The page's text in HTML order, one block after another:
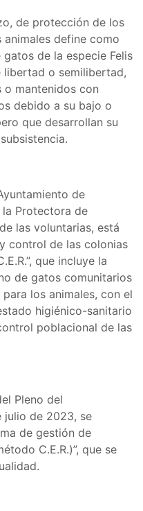
de protección de los
define como
de la especie Felis
libertad o semilibertad,
o mantenidos con
debido a su bajo o
que desarrollan su
de
Protectora de
las voluntarias, está
control de las colonias
que incluye la
de gatos comunitarios
los animales, con el
higiénico-sanitario
poblacional de las
Pleno del
julio de 2023, se
de gestión de
C.E.R.)”, que se